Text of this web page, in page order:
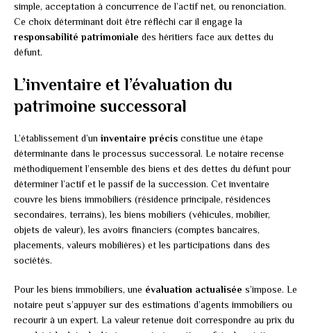
simple, acceptation à concurrence de l’actif net, ou renonciation.
Ce choix déterminant doit être réfléchi car il engage la
responsabilité patrimoniale des héritiers face aux dettes du
défunt.
L’inventaire et l’évaluation du
patrimoine successoral
L’établissement d’un inventaire précis constitue une étape
déterminante dans le processus successoral. Le notaire recense
méthodiquement l’ensemble des biens et des dettes du défunt pour
déterminer l’actif et le passif de la succession. Cet inventaire
couvre les biens immobiliers (résidence principale, résidences
secondaires, terrains), les biens mobiliers (véhicules, mobilier,
objets de valeur), les avoirs financiers (comptes bancaires,
placements, valeurs mobilières) et les participations dans des
sociétés.
Pour les biens immobiliers, une évaluation actualisée s’impose. Le
notaire peut s’appuyer sur des estimations d’agents immobiliers ou
recourir à un expert. La valeur retenue doit correspondre au prix du